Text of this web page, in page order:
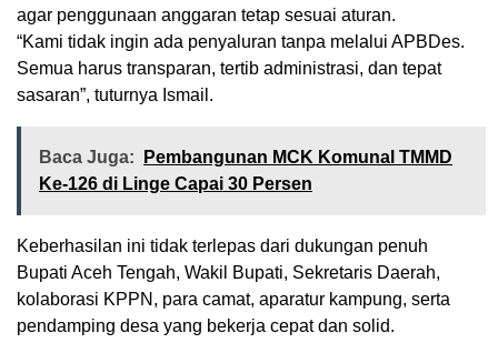
agar penggunaan anggaran tetap sesuai aturan.
“Kami tidak ingin ada penyaluran tanpa melalui APBDes.
Semua harus transparan, tertib administrasi, dan tepat
sasaran”, tuturnya Ismail.
Baca Juga:
Pembangunan MCK Komunal TMMD
Ke-126 di Linge Capai 30 Persen
Keberhasilan ini tidak terlepas dari dukungan penuh
Bupati Aceh Tengah, Wakil Bupati, Sekretaris Daerah,
kolaborasi KPPN, para camat, aparatur kampung, serta
pendamping desa yang bekerja cepat dan solid.